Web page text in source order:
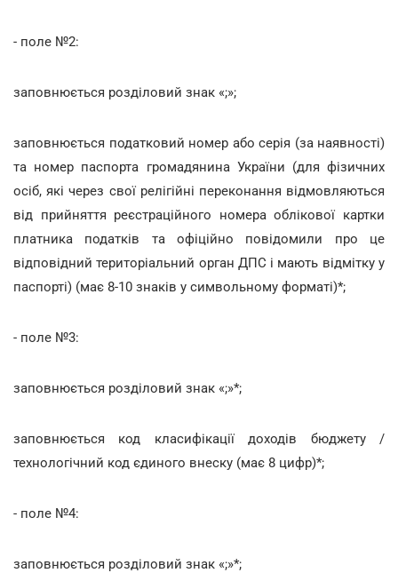
- поле №2:
заповнюється розділовий знак «;»;
заповнюється податковий номер або серія (за наявності)
та номер паспорта громадянина України (для фізичних
осіб, які через свої релігійні переконання відмовляються
від прийняття реєстраційного номера облікової картки
платника податків та офіційно повідомили про це
відповідний територіальний орган ДПС і мають відмітку у
паспорті) (має 8-10 знаків у символьному форматі)*;
- поле №3:
заповнюється розділовий знак «;»*;
заповнюється код класифікації доходів бюджету /
технологічний код єдиного внеску (має 8 цифр)*;
- поле №4:
заповнюється розділовий знак «;»*;